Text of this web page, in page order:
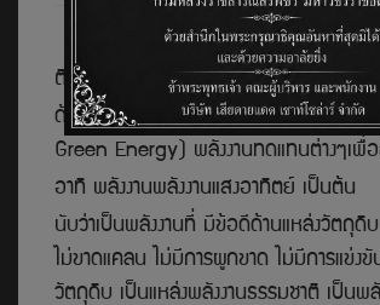
ผู้แทนจำหน่ายโซล่าเซลส์และ บริก
ติดตั้งระบบโซล่าเซลล์จังหวัดกระบี่
ด้วยสโลแกน
" เสียดายแดด" ส่งเสริมพลัง
Green Energy) พลังงานทดแทนต่างๆเพื่
อาทิ พลังงานพลังงานแสงอาทิตย์ เป็นต้น
นับว่าเป็นพลังงานที่ มีข้อดีด้านแหล่งวัตถุดิบ
ไม่ขาดแคลน ไม่มีการผูกขาด ไม่มีการแข่งขั
วัตถุดิบ เป็นแหล่งพลังงานธรรมชาติ เป็นพลั